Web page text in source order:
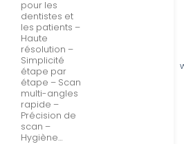
pour les
dentistes et
les patients –
Haute
résolution –
Simplicité
étape par
étape – Scan
multi-angles
rapide –
Précision de
scan –
Hygiène…